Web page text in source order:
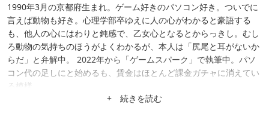
1990年3月の京都府生まれ。ゲーム好きのパソコン好き。ついでに
言えば動物も好き。心理学部卒ゆえに人の心がわかると豪語する
も、他人の心にはわりと鈍感で、乙女心となるとからっきし。むし
ろ動物の気持ちのほうがよくわかるが、本人は「尻尾と耳がないか
らだ」と弁解中。 2022年から「ゲームスパーク」で執筆中。パソ
コン代の足しにと始めるも、賃金はほとんど課金ガチャに消えてい
る模様。
+ 続きを読む